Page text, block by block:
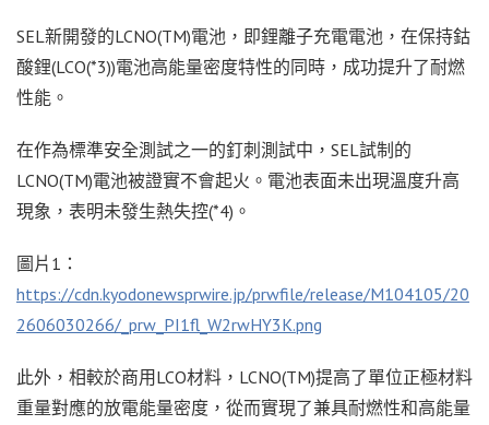
SEL新開發的LCNO(TM)電池，即鋰離子充電電池，在保持鈷
酸鋰(LCO(*3))電池高能量密度特性的同時，成功提升了耐燃
性能。
在作為標準安全測試之一的釘刺測試中，SEL試制的
LCNO(TM)電池被證實不會起火。電池表面未出現溫度升高
現象，表明未發生熱失控(*4)。
圖片1：
https://cdn.kyodonewsprwire.jp/prwfile/release/M104105/20
2606030266/_prw_PI1fl_W2rwHY3K.png
此外，相較於商用LCO材料，LCNO(TM)提高了單位正極材料
重量對應的放電能量密度，從而實現了兼具耐燃性和高能量